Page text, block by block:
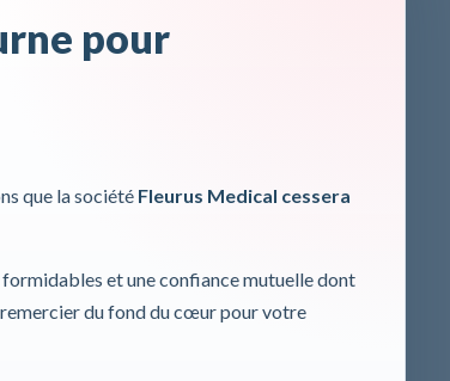
pour
que la société Fleurus Medical cessera
et une confiance mutuelle dont
du fond du cœur pour votre